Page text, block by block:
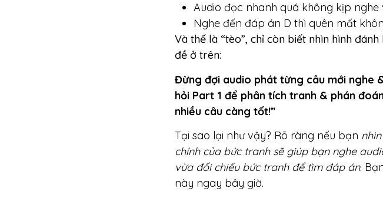
Audio đọc nhanh quá không kịp nghe
Nghe đến đáp án D thì quên mất
Và thế là “tèo”, chỉ còn biết nhìn hình
đề ở trên:
Đừng đợi audio phát từng câu mới nghe
hỏi Part 1 để phân tích tranh & phán
nhiều câu càng tốt!”
Tại sao lại như vậy? Rõ ràng nếu bạn
chính của bức tranh sẽ giúp bạn nghe
vừa đối chiếu bức tranh để tìm đáp án.
này ngay bây giờ.